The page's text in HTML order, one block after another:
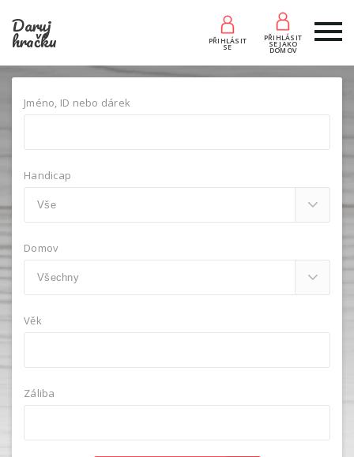
Daruj
hračku PŘIHLÁSIT
SE
PŘIHLÁSIT
SE JAKO
DOMOV
Jméno, ID nebo dárek
Handicap
Domov
Věk
Záliba